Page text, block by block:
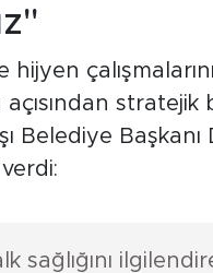
hijyen
Belediye Başkanı
sağlığını